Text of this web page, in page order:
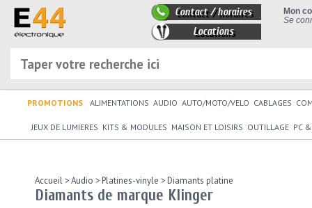
Mon
Se
Contact / horaires
Locations
PROMOTIONS ALIMENTATIONS AUDIO AUTO/MOTO/VELO CABLAGES
JEUX DE LUMIERES KITS & MODULES MAISON ET LOISIRS OUTILLAGE PC
Accueil >Audio >Platines-vinyle >Diamants platine
Diamants de marque Klinger